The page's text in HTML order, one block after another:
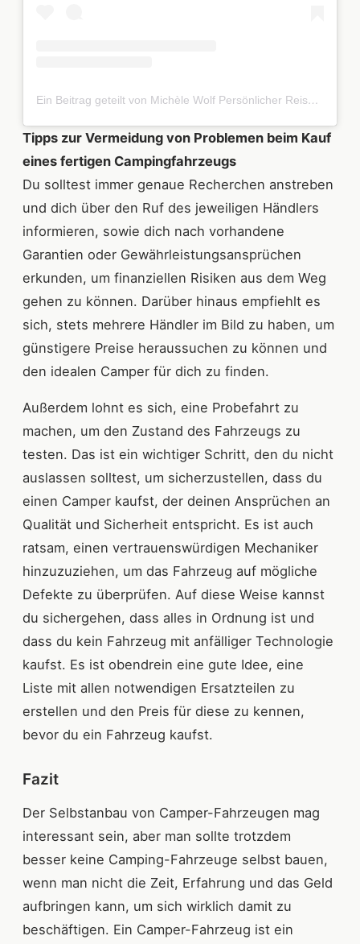
Ein Beitrag geteilt von Michèle Wolf Persönlicher Reise Blog (@camper_happy_life)
Tipps zur Vermeidung von Problemen beim Kauf
eines fertigen Campingfahrzeugs
Du solltest immer genaue Recherchen anstreben
und dich über den Ruf des jeweiligen Händlers
informieren, sowie dich nach vorhandene
Garantien oder Gewährleistungsansprüchen
erkunden, um finanziellen Risiken aus dem Weg
gehen zu können. Darüber hinaus empfiehlt es
sich, stets mehrere Händler im Bild zu haben, um
günstigere Preise heraussuchen zu können und
den idealen Camper für dich zu finden.
Außerdem lohnt es sich, eine Probefahrt zu
machen, um den Zustand des Fahrzeugs zu
testen. Das ist ein wichtiger Schritt, den du nicht
auslassen solltest, um sicherzustellen, dass du
einen Camper kaufst, der deinen Ansprüchen an
Qualität und Sicherheit entspricht. Es ist auch
ratsam, einen vertrauenswürdigen Mechaniker
hinzuzuziehen, um das Fahrzeug auf mögliche
Defekte zu überprüfen. Auf diese Weise kannst
du sichergehen, dass alles in Ordnung ist und
dass du kein Fahrzeug mit anfälliger Technologie
kaufst. Es ist obendrein eine gute Idee, eine
Liste mit allen notwendigen Ersatzteilen zu
erstellen und den Preis für diese zu kennen,
bevor du ein Fahrzeug kaufst.
Fazit
Der Selbstanbau von Camper-Fahrzeugen mag
interessant sein, aber man sollte trotzdem
besser keine Camping-Fahrzeuge selbst bauen,
wenn man nicht die Zeit, Erfahrung und das Geld
aufbringen kann, um sich wirklich damit zu
beschäftigen. Ein Camper-Fahrzeug ist ein